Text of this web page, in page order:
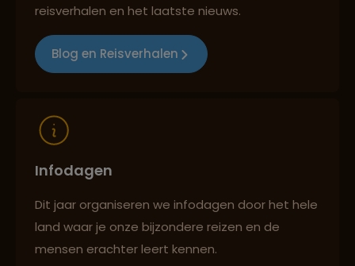
Best beoordeelde reisroutes
reisverhalen en het laatste nieuws.
Blog en Reisverhalen
Infodagen
Dit jaar organiseren we infodagen door het hele
land waar je onze bijzondere reizen en de
mensen erachter leert kennen.